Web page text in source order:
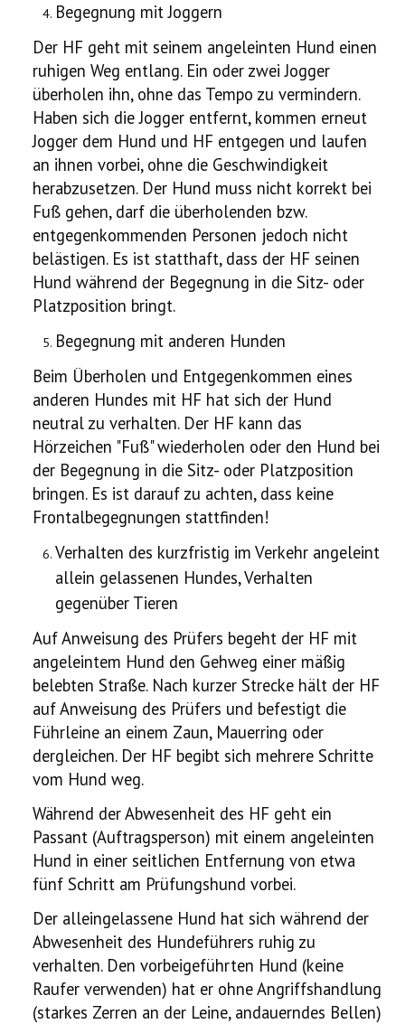
Begegnung mit Joggern
Der HF geht mit seinem angeleinten Hund einen
ruhigen Weg entlang. Ein oder zwei Jogger
überholen ihn, ohne das Tempo zu vermindern.
Haben sich die Jogger entfernt, kommen erneut
Jogger dem Hund und HF entgegen und laufen
an ihnen vorbei, ohne die Geschwindigkeit
herabzusetzen. Der Hund muss nicht korrekt bei
Fuß gehen, darf die überholenden bzw.
entgegenkommenden Personen jedoch nicht
belästigen. Es ist statthaft, dass der HF seinen
Hund während der Begegnung in die Sitz- oder
Platzposition bringt.
Begegnung mit anderen Hunden
Beim Überholen und Entgegenkommen eines
anderen Hundes mit HF hat sich der Hund
neutral zu verhalten. Der HF kann das
Hörzeichen "Fuß" wiederholen oder den Hund bei
der Begegnung in die Sitz- oder Platzposition
bringen. Es ist darauf zu achten, dass keine
Frontalbegegnungen stattfinden!
Verhalten des kurzfristig im Verkehr angeleint
allein gelassenen Hundes, Verhalten
gegenüber Tieren
Auf Anweisung des Prüfers begeht der HF mit
angeleintem Hund den Gehweg einer mäßig
belebten Straße. Nach kurzer Strecke hält der HF
auf Anweisung des Prüfers und befestigt die
Führleine an einem Zaun, Mauerring oder
dergleichen. Der HF begibt sich mehrere Schritte
vom Hund weg.
Während der Abwesenheit des HF geht ein
Passant (Auftragsperson) mit einem angeleinten
Hund in einer seitlichen Entfernung von etwa
fünf Schritt am Prüfungshund vorbei.
Der alleingelassene Hund hat sich während der
Abwesenheit des Hundeführers ruhig zu
verhalten. Den vorbeigeführten Hund (keine
Raufer verwenden) hat er ohne Angriffshandlung
(starkes Zerren an der Leine, andauerndes Bellen)